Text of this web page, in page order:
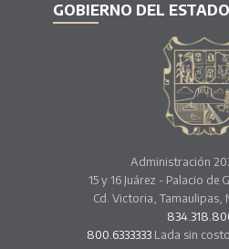
GOBIERNO DEL
Administración
15 y 16 Juárez - Palacio de
Cd. Victoria, Tamaulipas,
800.6333333Lada sin